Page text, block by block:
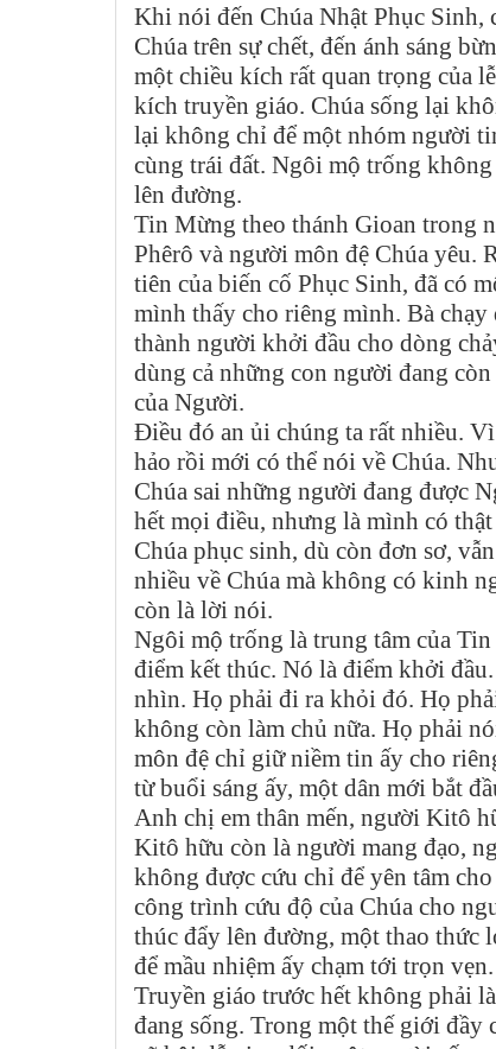
Khi nói đến Chúa Nhật Phục Sinh,
Chúa trên sự chết, đến ánh sáng
một chiều kích rất quan trọng của
kích truyền giáo. Chúa sống lại
lại không chỉ để một nhóm người
cùng trái đất. Ngôi mộ trống
lên đường.
Tin Mừng theo thánh Gioan trong
Phêrô và người môn đệ Chúa yêu.
tiên của biến cố Phục Sinh, đã có
mình thấy cho riêng mình. Bà
thành người khởi đầu cho dòng
dùng cả những con người đang
của Người.
Điều đó an ủi chúng ta rất nhiều.
hảo rồi mới có thể nói về Chúa.
Chúa sai những người đang được
hết mọi điều, nhưng là mình có
Chúa phục sinh, dù còn đơn sơ,
nhiều về Chúa mà không có kinh
còn là lời nói.
Ngôi mộ trống là trung tâm của
điểm kết thúc. Nó là điểm khởi
nhìn. Họ phải đi ra khỏi đó. Họ
không còn làm chủ nữa. Họ phải
môn đệ chỉ giữ niềm tin ấy cho
từ buổi sáng ấy, một dân mới bắt
Anh chị em thân mến, người Kitô
Kitô hữu còn là người mang đạo,
không được cứu chỉ để yên tâm
công trình cứu độ của Chúa cho
thúc đẩy lên đường, một thao thức
để mầu nhiệm ấy chạm tới trọn vẹn.
Truyền giáo trước hết không phải
đang sống. Trong một thế giới